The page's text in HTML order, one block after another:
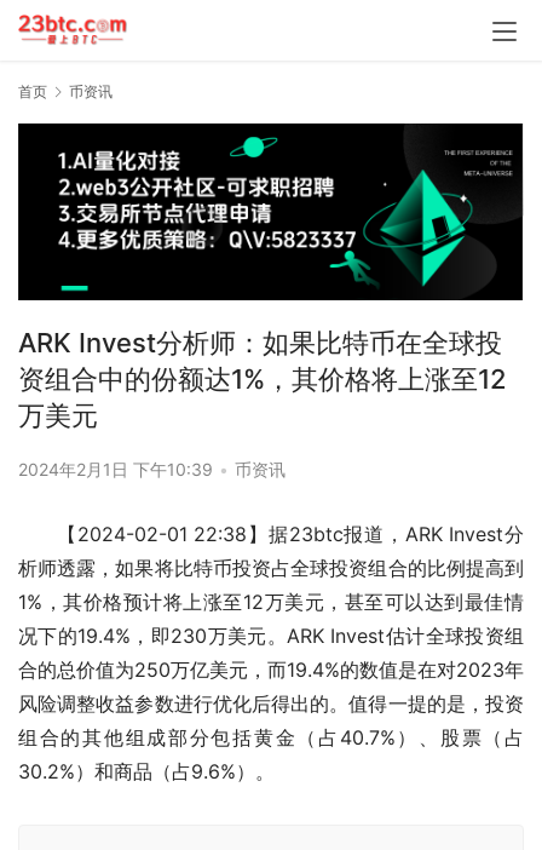
首页 币资讯
ARK Invest分析师：如果比特币在全球投
资组合中的份额达1%，其价格将上涨至12
万美元
2024年2月1日 下午10:39 • 币资讯
【2024-02-01 22:38】据23btc报道，ARK Invest分
析师透露，如果将比特币投资占全球投资组合的比例提高到
1%，其价格预计将上涨至12万美元，甚至可以达到最佳情
况下的19.4%，即230万美元。ARK Invest估计全球投资组
合的总价值为250万亿美元，而19.4%的数值是在对2023年
风险调整收益参数进行优化后得出的。值得一提的是，投资
组合的其他组成部分包括黄金（占40.7%）、股票（占
30.2%）和商品（占9.6%）。